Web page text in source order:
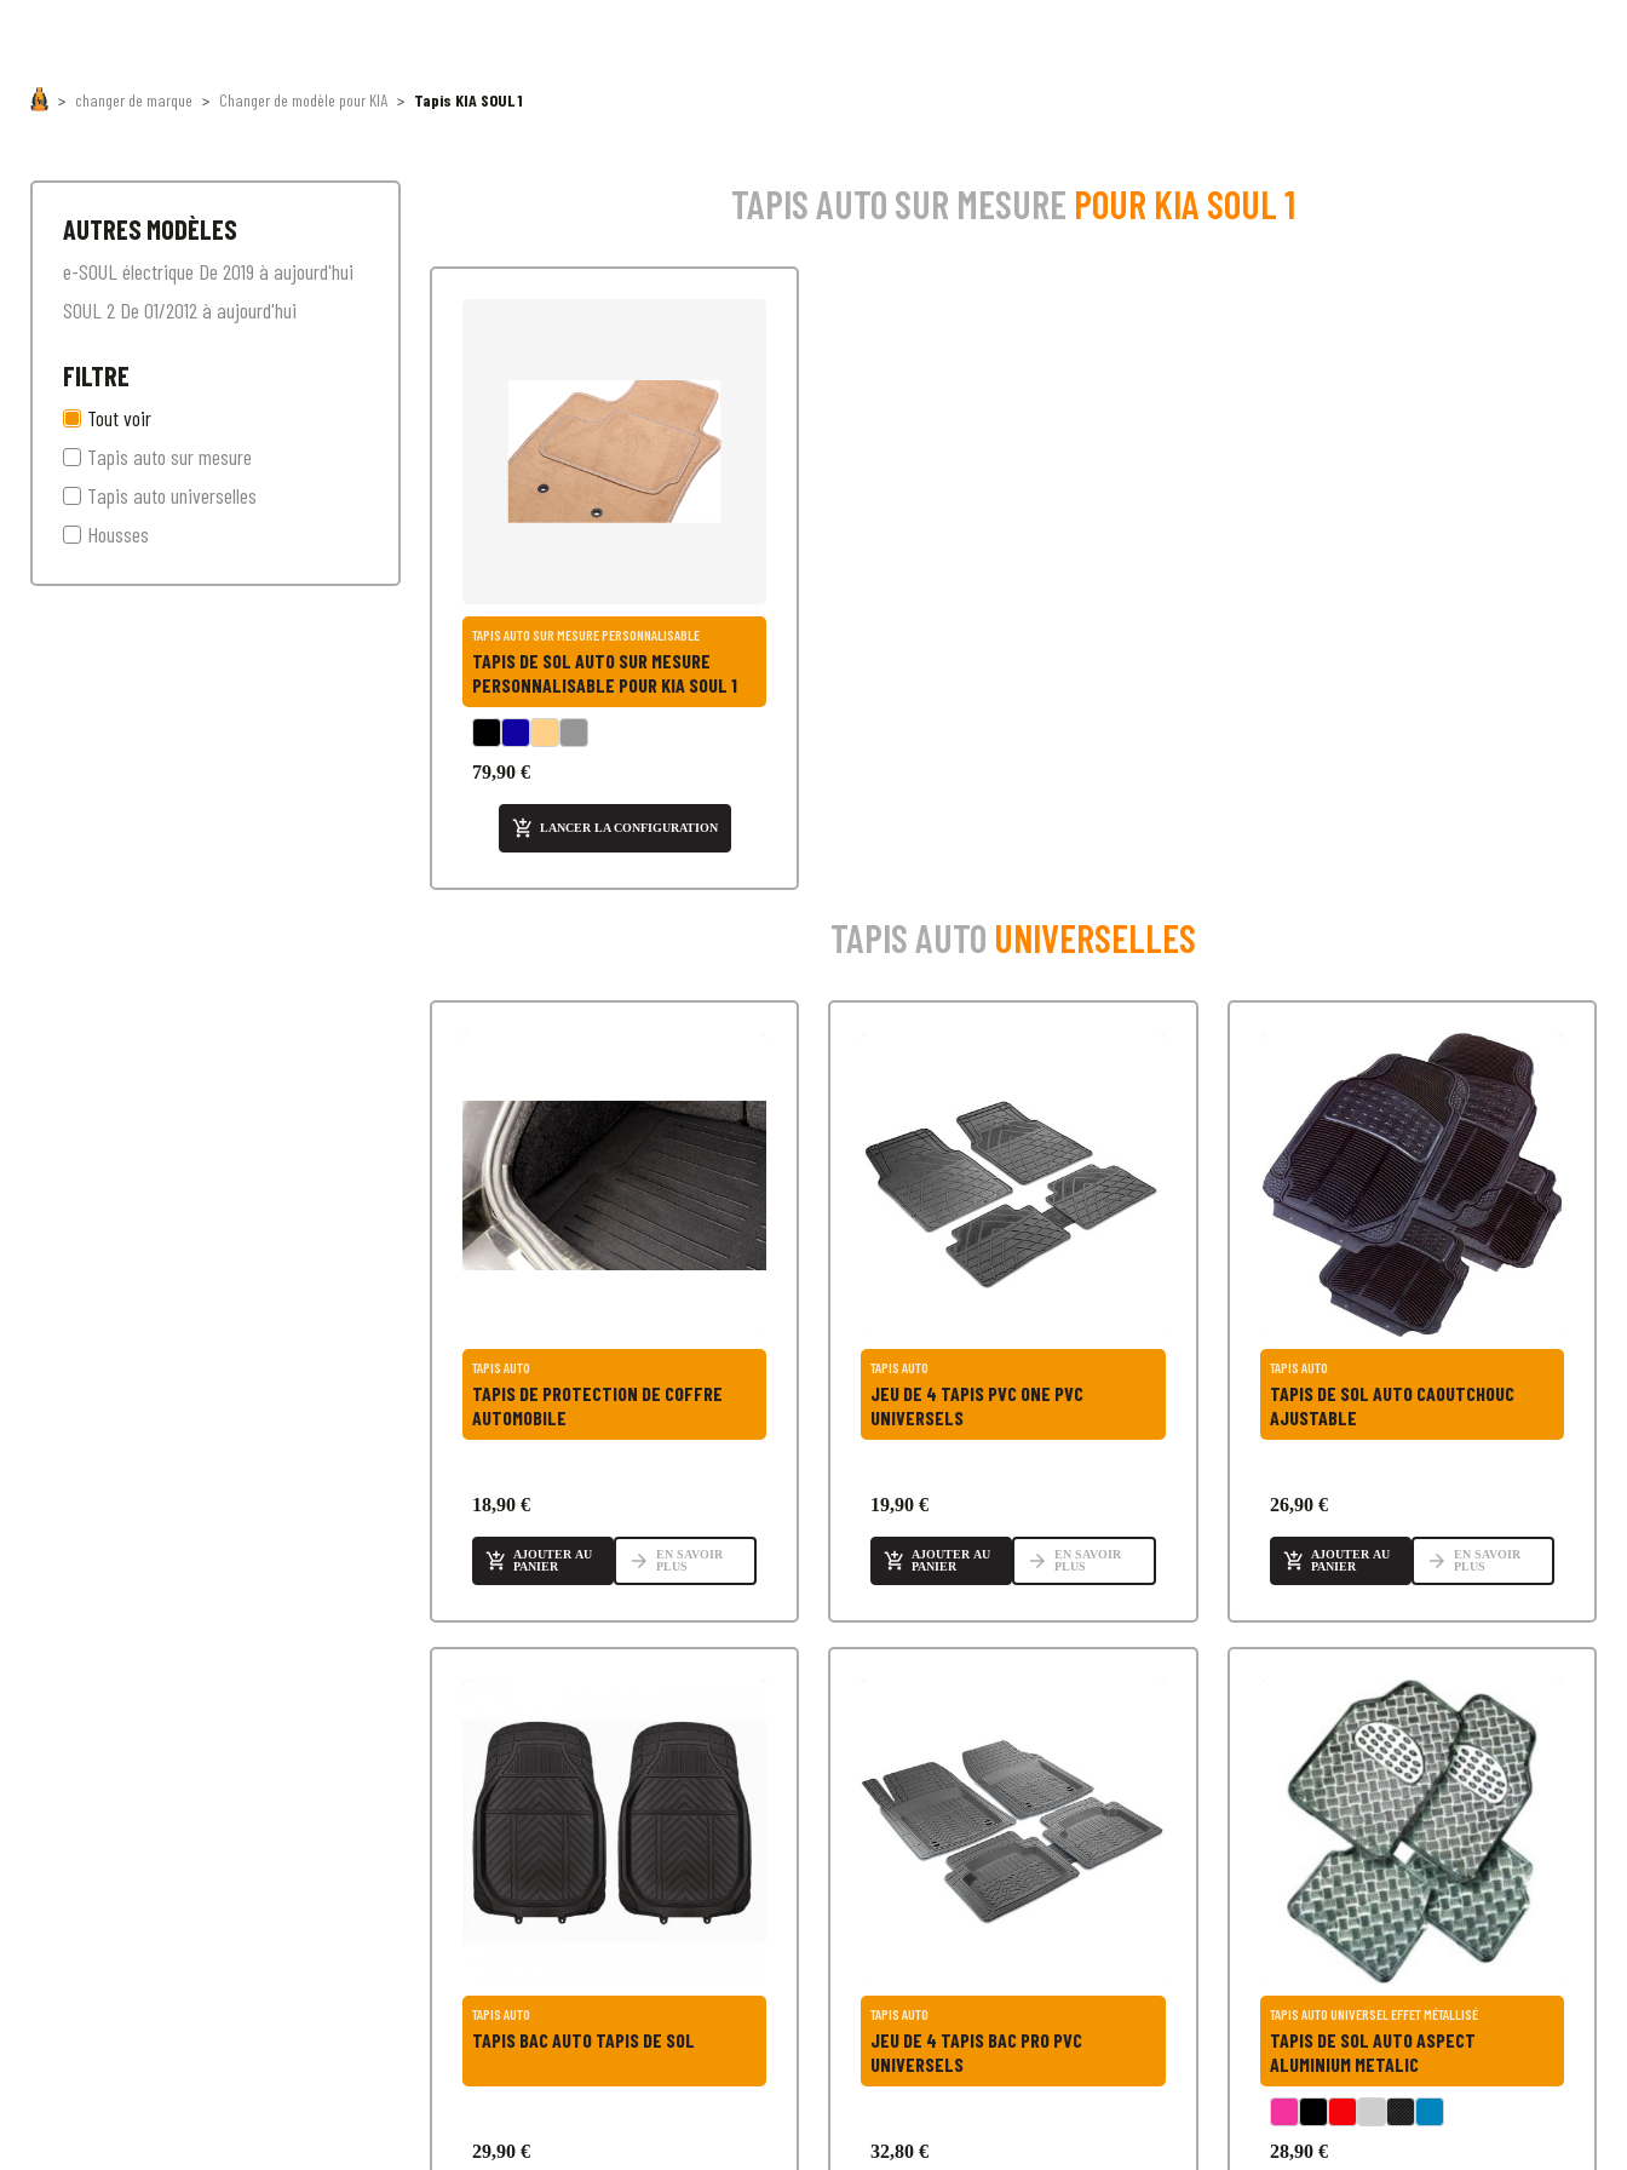
changer de marque Changer de modèle pour KIA Tapis KIA SOUL 1
AUTRES MODÈLES
e-SOUL électrique De 2019 à aujourd'hui
SOUL 2 De 01/2012 à aujourd'hui
FILTRE
Tout voir
Tapis auto sur mesure
Tapis auto universelles
Housses
TAPIS AUTO SUR MESURE POUR KIA SOUL 1
TAPIS AUTO SUR MESURE PERSONNALISABLE
TAPIS DE SOL AUTO SUR MESURE
PERSONNALISABLE POUR KIA SOUL 1
79,90 €
 LANCER LA CONFIGURATION
TAPIS AUTO UNIVERSELLES
TAPIS AUTO
TAPIS DE PROTECTION DE COFFRE
AUTOMOBILE
18,90 €

AJOUTER AU
PANIER
arrow_forward
EN SAVOIR
PLUS
TAPIS AUTO
JEU DE 4 TAPIS PVC ONE PVC
UNIVERSELS
19,90 €

AJOUTER AU
PANIER
arrow_forward
EN SAVOIR
PLUS
TAPIS AUTO
TAPIS DE SOL AUTO CAOUTCHOUC
AJUSTABLE
26,90 €

AJOUTER AU
PANIER
arrow_forward
EN SAVOIR
PLUS
TAPIS AUTO
TAPIS BAC AUTO TAPIS DE SOL
29,90 €
TAPIS AUTO
JEU DE 4 TAPIS BAC PRO PVC
UNIVERSELS
32,80 €
TAPIS AUTO UNIVERSEL EFFET MÉTALLISÉ
TAPIS DE SOL AUTO ASPECT
ALUMINIUM METALIC
28,90 €